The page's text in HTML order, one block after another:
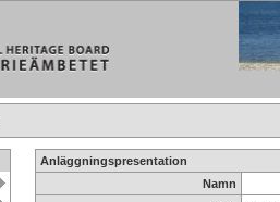
Anläggningspresentation
Namn